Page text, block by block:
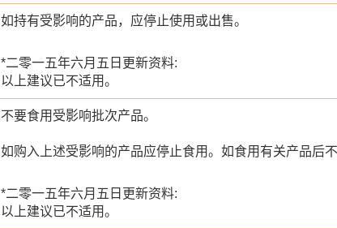
如持有受影响的产品，应停止使用或出售。
*二零一五年六月五日更新资料:
以上建议已不适用。
不要食用受影响批次产品。
如购入上述受影响的产品应停止食用。如食用有关产品后
*二零一五年六月五日更新资料:
以上建议已不适用。